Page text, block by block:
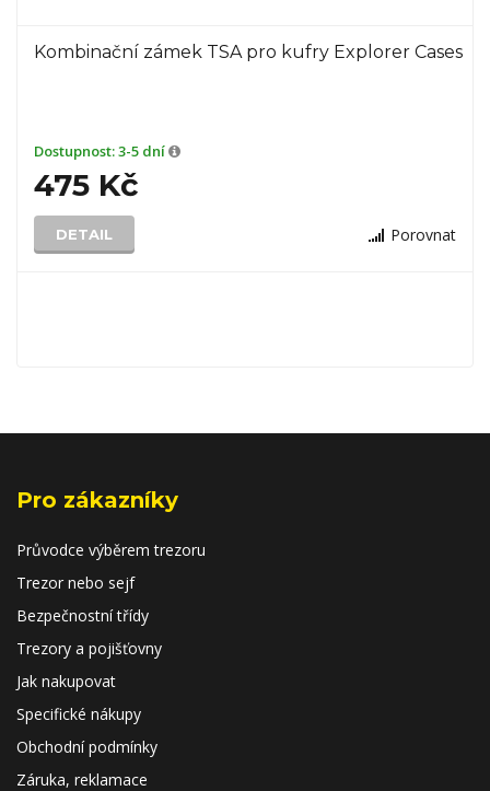
Kombinační zámek TSA pro kufry Explorer Cases
Dostupnost:3-5 dní
475 Kč
DETAIL Porovnat
Pro zákazníky
Průvodce výběrem trezoru
Trezor nebo sejf
Bezpečnostní třídy
Trezory a pojišťovny
Jak nakupovat
Specifické nákupy
Obchodní podmínky
Záruka, reklamace